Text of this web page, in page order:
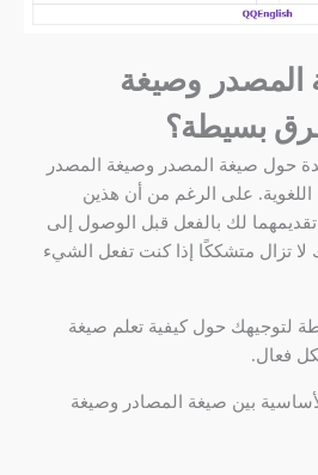
المصدر وصيغة
حول صيغة المصدر وصيغة المصدر
اللغوية. على الرغم من أن هذين
تقديمهما لك بالفعل قبل الوصول إلى
لا تزال متشككًا إذا كنت تفعل الشيء
لتوجيهك حول كيفية تعلم صيغة
فعال.
بين صيغة المصادر وصيغة